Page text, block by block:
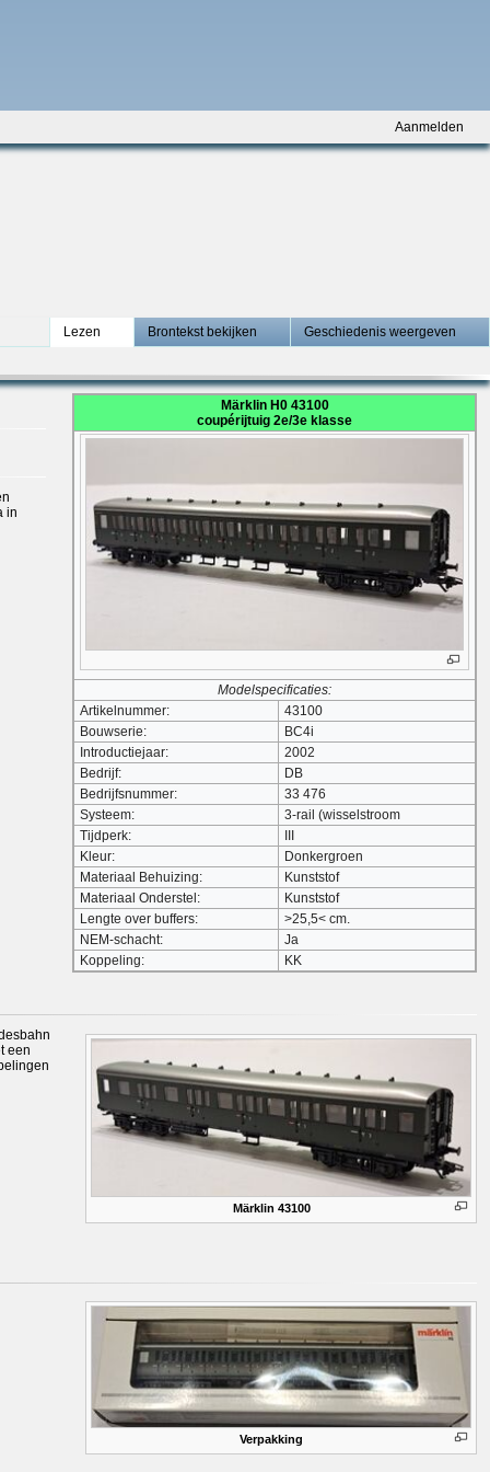
Aanmelden
Lezen Brontekst bekijken Geschiedenis weergeven
Märklin H0 43100
coupérijtuig 2e/3e klasse
Modelspecificaties:
Artikelnummer:
43100
Bouwserie:
BC4i
Introductiejaar:
2002
Bedrijf:
DB
Bedrijfsnummer:
33 476
Systeem:
3-rail (wisselstroom
Tijdperk:
Kleur:
Donkergroen
Materiaal Behuizing:
Kunststof
Materiaal Onderstel:
Kunststof
Lengte over buffers:
>25,5< cm.
NEM-schacht:
Ja
Koppeling:
KK
in
Märklin 43100
een
Verpakking